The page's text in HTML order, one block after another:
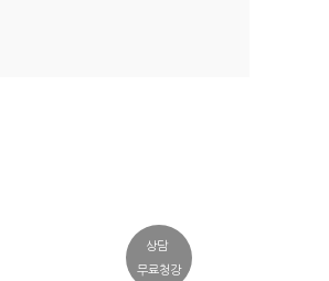
상담
무료청강